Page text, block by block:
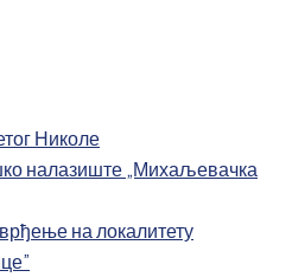
Николе
налазиште „Михаљевачка
на локалитету